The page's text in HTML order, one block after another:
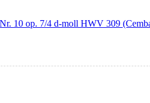
10 op. 7/4 d-moll HWV 309